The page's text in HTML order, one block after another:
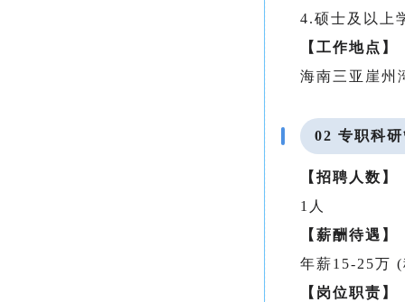
4.硕士及以上
【工作地点】
海南三亚崖州
02 专职科
【招聘人数】
1人
【薪酬待遇】
年薪15-25万
【岗位职责】